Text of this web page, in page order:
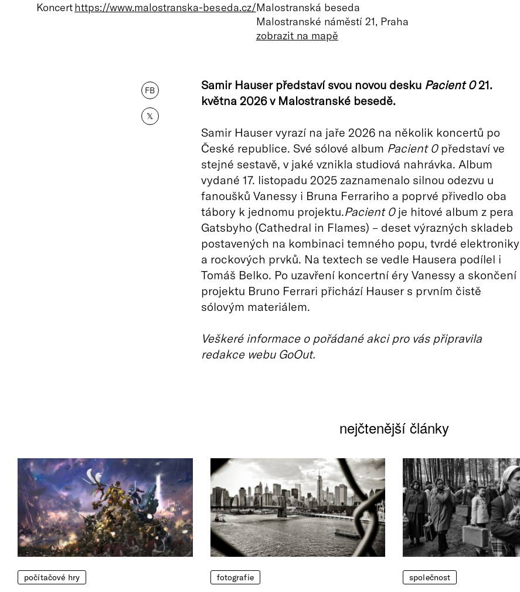
Koncerthttps://www.malostranska-beseda.cz/Malostranská beseda
Malostranské náměstí 21, Praha
zobrazit na mapě
FB
𝕏
Samir Hauser představí svou novou desku Pacient 021.
května 2026 v Malostranské besedě.
Samir Hauser vyrazí na jaře 2026 na několik koncertů po
České republice. Své sólové album Pacient 0představí ve
stejné sestavě, v jaké vznikla studiová nahrávka. Album
vydané 17. listopadu 2025 zaznamenalo silnou odezvu u
fanoušků Vanessy i Bruna Ferrariho a poprvé přivedlo oba
tábory k jednomu projektu.Pacient 0je hitové album z pera
Gatsbyho (Cathedral in Flames) – deset výrazných skladeb
postavených na kombinaci temného popu, tvrdé elektroniky
a rockových prvků. Na textech se vedle Hausera podílel i
Tomáš Belko. Po uzavření koncertní éry Vanessy a skončení
projektu Bruno Ferrari přichází Hauser s prvním čistě
sólovým materiálem.
Veškeré informace o pořádané akci pro vás připravila
redakce webu GoOut.
nejčtenější články
počítačové hry fotografie společnost